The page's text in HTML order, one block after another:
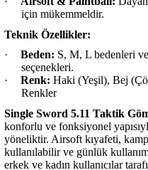
için mükemmeldir.
Teknik Özellikler:
·
Beden: S, M, L bedenleri ve
seçenekleri.
·
Renk: Haki (Yeşil), Bej
Renkler
Single Sword 5.11 Taktik
konforlu ve fonksiyonel
yöneliktir. Airsoft kıyafeti,
kullanılabilir ve günlük
erkek ve kadın kullanıcılar